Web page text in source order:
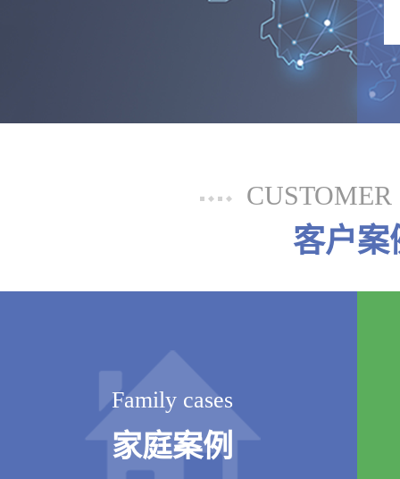
CUSTOMER
客户案
Family cases
家庭案例